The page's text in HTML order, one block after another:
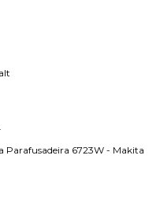
6723W - Makita